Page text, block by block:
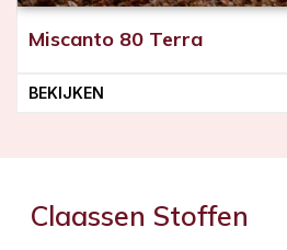
Miscanto 80 Terra
BEKIJKEN
Claassen Stoffen